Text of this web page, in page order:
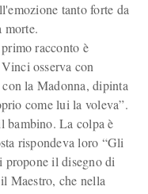
tanto forte da
morte.
racconto è
osserva con
la Madonna, dipinta
come lui la voleva”.
bambino. La colpa è
rispondeva loro “Gli
propone il disegno di
Maestro, che nella